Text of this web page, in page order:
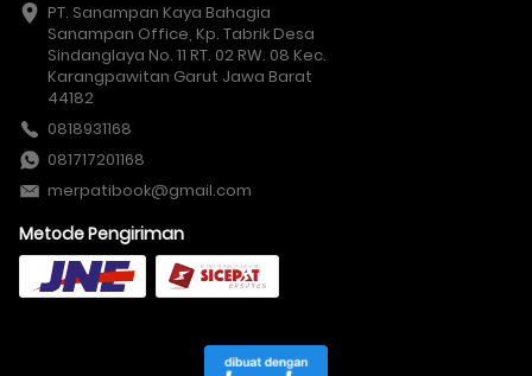
PT. Sanampan Kaya Bahagia
Sanampan Office, Kp. Tabrik Desa
Sindanglaya No. 11 RT. 02 RW. 08 Kec.
Karangpawitan Garut Jawa Barat
44182
0818931168
081717201168
merpatibook@gmail.com
Metode Pengiriman